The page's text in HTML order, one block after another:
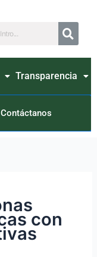
Transparencia
Contáctanos
con